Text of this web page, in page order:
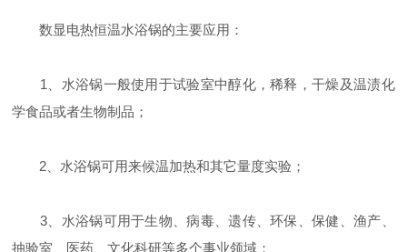
数显电热恒温水浴锅的主要应用：
1、水浴锅一般使用于试验室中醇化，稀释，干燥及温渍化
学食品或者生物制品；
2、水浴锅可用来候温加热和其它量度实验；
3、水浴锅可用于生物、病毒、遗传、环保、保健、渔产、
抽验室、医药、文化科研等多个事业领域；